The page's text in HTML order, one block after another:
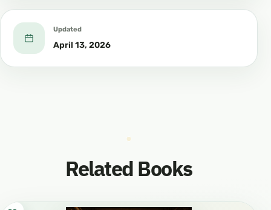
https://www.facebook.com/attassee.alelmi
?r=nametag
Site الموقع
Updated
April 13, 2026
Related Books